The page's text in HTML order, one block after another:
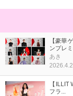
【豪華
ンプレ
あき
【
フラ...